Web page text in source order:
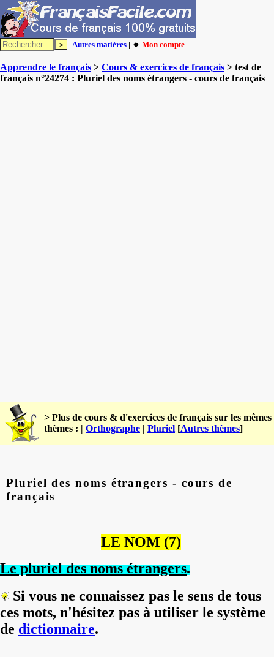
Autres matières | 🔸 Mon compte
Apprendre le français > Cours & exercices de français > test de
français n°24274 : Pluriel des noms étrangers - cours de français
> Plus de cours & d'exercices de français sur les mêmes
thèmes : | Orthographe | Pluriel [Autres thèmes]
Pluriel des noms étrangers - cours de
français
LE NOM (7)
Le pluriel des noms étrangers.
Si vous ne connaissez pas le sens de tous
ces mots, n'hésitez pas à utiliser le système
de dictionnaire.